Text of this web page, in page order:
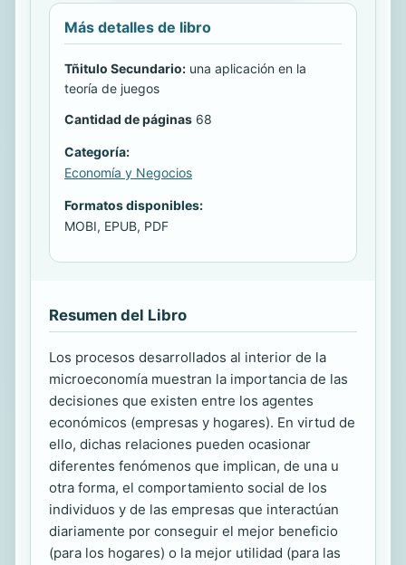
Más detalles de libro
Tñitulo Secundario: una aplicación en la
teoría de juegos
Cantidad de páginas 68
Categoría:
Economía y Negocios
Formatos disponibles:
MOBI, EPUB, PDF
Resumen del Libro
Los procesos desarrollados al interior de la
microeconomía muestran la importancia de las
decisiones que existen entre los agentes
económicos (empresas y hogares). En virtud de
ello, dichas relaciones pueden ocasionar
diferentes fenómenos que implican, de una u
otra forma, el comportamiento social de los
individuos y de las empresas que interactúan
diariamente por conseguir el mejor beneficio
(para los hogares) o la mejor utilidad (para las